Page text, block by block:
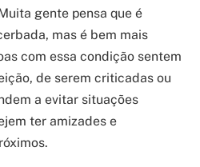
gente pensa que é
mas é bem mais
com essa condição sentem
de serem criticadas ou
a evitar situações
ter amizades e